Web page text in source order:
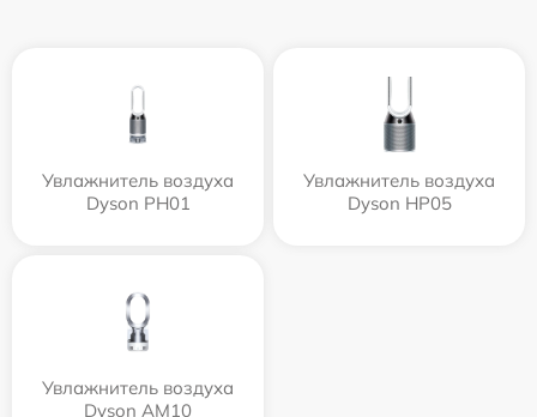
Увлажнитель воздуха
Dyson PH01
Увлажнитель воздуха
Dyson HP05
Увлажнитель воздуха
Dyson AM10